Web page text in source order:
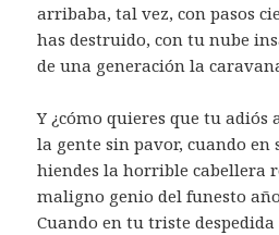
arribaba, tal vez, con pasos
has destruido, con tu nube
de una generación la
Y ¿cómo quieres que tu adiós
la gente sin pavor, cuando en
hiendes la horrible cabellera
maligno genio del funesto
Cuando en tu triste